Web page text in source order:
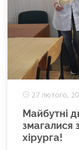
27 лютого,
Майбутні
змагалися
хірурга!